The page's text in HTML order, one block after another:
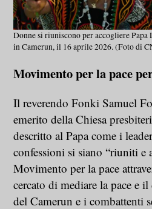
Donne si riuniscono per accogliere
in Camerun, il 16 aprile 2026. (Foto di
Movimento per la pace
Il reverendo Fonki Samuel
emerito della Chiesa
descritto al Papa come i
confessioni si siano “riuniti e
Movimento per la pace
cercato di mediare la pace e
del Camerun e i combattenti